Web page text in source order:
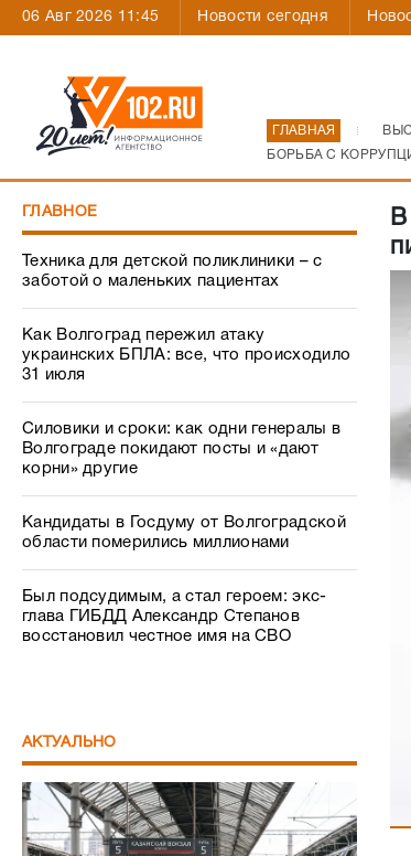
06 Авг 2026 11:45 Новости сегодня
ГЛАВНАЯ
БОРЬБА С
ГЛАВНОЕ
Техника для детской поликлиники – с
заботой о маленьких пациентах
Как Волгоград пережил атаку
украинских БПЛА: все, что происходило
31 июля
Силовики и сроки: как одни генералы в
Волгограде покидают посты и «дают
корни» другие
Кандидаты в Госдуму от Волгоградской
области померились миллионами
Был подсудимым, а стал героем: экс-
глава ГИБДД Александр Степанов
восстановил честное имя на СВО
АКТУАЛЬНО